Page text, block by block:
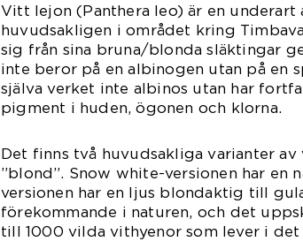
Vitt lejon (Panthera leo) är en
huvudsakligen i området kring
sig från sina bruna/blonda släktingar
inte beror på en albinogen utan på en
själva verket inte albinos utan har
pigment i huden, ögonen och klorna.
Det finns två huvudsakliga varianter
”blond”. Snow white-versionen har en
versionen har en ljus blondaktig till
förekommande i naturen, och det
till 1000 vilda vithyenor som lever i det